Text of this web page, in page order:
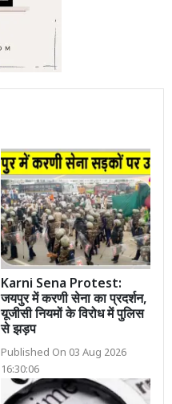
Karni Sena Protest:
जयपुर में करणी सेना का प्रदर्शन,
यूजीसी नियमों के विरोध में पुलिस
से झड़प
Published On 03 Aug 2026
16:30:06